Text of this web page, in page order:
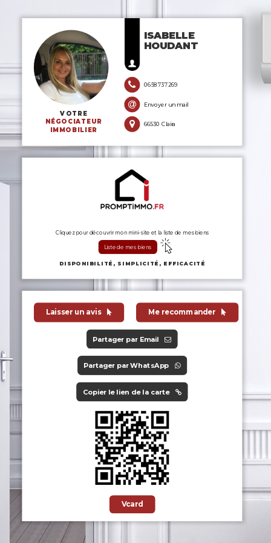
VOTRE
NÉGOCIATEUR
IMMOBILIER
ISABELLE
HOUDANT
0658737269
Envoyer un mail
66530 Claira
Cliquez pour découvrir mon mini-site et la liste de mes biens
Liste de mes biens
DISPONIBILITÉ, SIMPLICITÉ, EFFICACITÉ
Laisser un avis Me recommander
Partager par Email
Partager par WhatsApp
Copier le lien de la carte
Vcard